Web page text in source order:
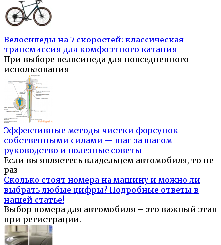
Велосипеды на 7 скоростей: классическая
трансмиссия для комфортного катания
При выборе велосипеда для повседневного
использования
Эффективные методы чистки форсунок
собственными силами — шаг за шагом
руководство и полезные советы
Если вы являетесь владельцем автомобиля, то не
раз
Сколько стоят номера на машину и можно ли
выбрать любые цифры? Подробные ответы в
нашей статье!
Выбор номера для автомобиля – это важный этап
при регистрации.